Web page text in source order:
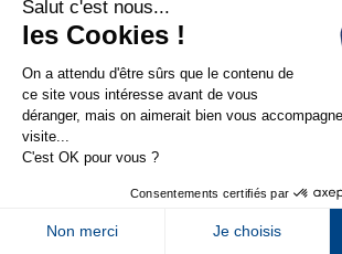
Sur LinkedIn Sur Youtube
Sur X Sur Facebook
Newsletter Abondance